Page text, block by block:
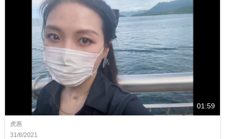
01:59
虎惠
31/8/2021